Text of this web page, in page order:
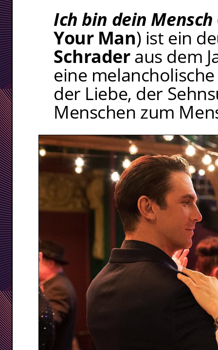
Ich bin dein Mensch
Your Man) ist ein
Schraderaus dem
eine
der Liebe, der
Menschen zum